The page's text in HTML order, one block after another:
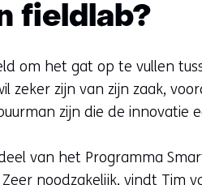
fieldlab?
om het gat op te vullen
zeker zijn van zijn zaak,
zijn die de
van het Programma
noodzakelijk, vindt Tim